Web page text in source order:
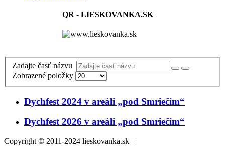
QR - LIESKOVANKA.SK
Zadajte časť názvu
Zobrazené položky
Dychfest 2024 v areáli „pod Smriečím“
Dychfest 2026 v areáli „pod Smriečím“
Copyright © 2011-2024 lieskovanka.sk |